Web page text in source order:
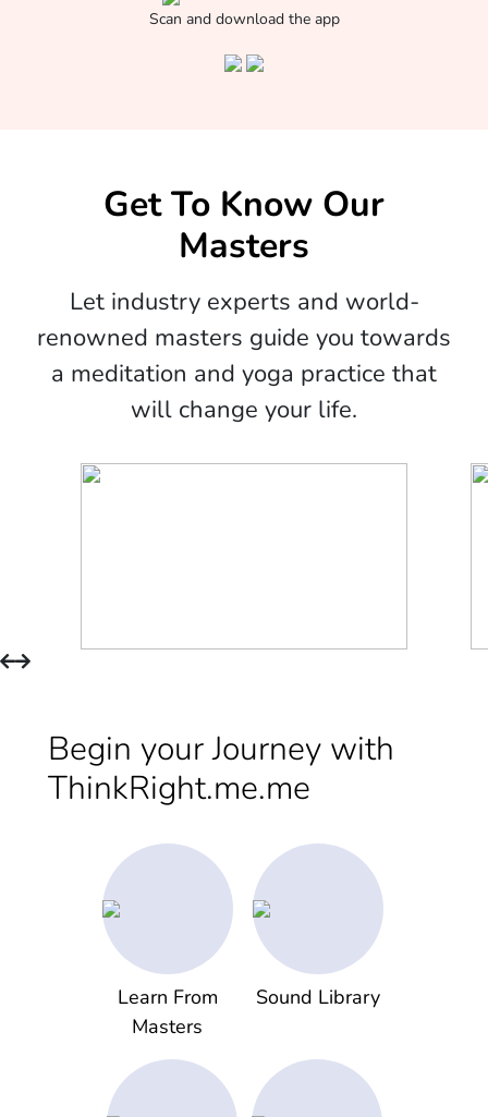
Scan and download the app
Get To Know Our
Masters
Let industry experts and world-
renowned masters guide you towards
a meditation and yoga practice that
will change your life.
Begin your Journey with
ThinkRight.me.me
Learn From
Masters
Sound Library